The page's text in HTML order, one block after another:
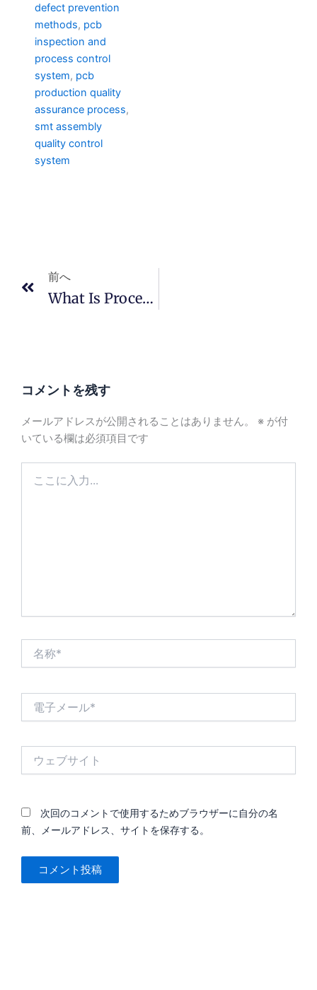
defect prevention
methods, pcb
inspection and
process control
system, pcb
production quality
assurance process,
smt assembly
quality control
system
前へ
What Is Process Control In PCBA?
コメントを残す
メールアドレスが公開されることはありません。 ※ が付
いている欄は必須項目です
イ
ト
次回のコメントで使用するためブラウザーに自分の名
前、メールアドレス、サイトを保存する。